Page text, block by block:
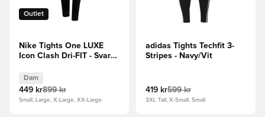
Outlet
Nike Tights One LUXE
Icon Clash Dri-FIT - Svart
Dam
449 kr899 kr
Small, Large, X-Large, XX-Large
adidas Tights Techfit 3-
Stripes - Navy/Vit
419 kr599 kr
3XL Tall, X-Small, Small